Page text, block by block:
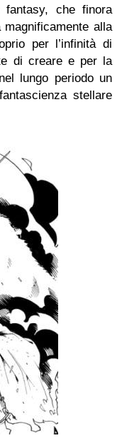
che finora
alla
per l’infinità di
di creare e per la
lungo periodo un
stellare